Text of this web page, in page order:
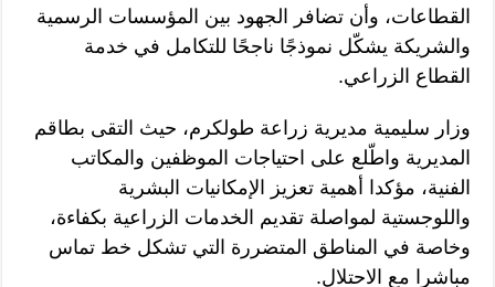
القطاعات، وأن تضافر الجهود بين المؤسسات الرسمية
والشريكة يشكّل نموذجًا ناجحًا للتكامل في خدمة
القطاع الزراعي.
وزار سليمية مديرية زراعة طولكرم، حيث التقى بطاقم
المديرية واطّلع على احتياجات الموظفين والمكاتب
الفنية، مؤكدا أهمية تعزيز الإمكانيات البشرية
واللوجستية لمواصلة تقديم الخدمات الزراعية بكفاءة،
وخاصة في المناطق المتضررة التي تشكل خط تماس
مباشرا مع الاحتلال.